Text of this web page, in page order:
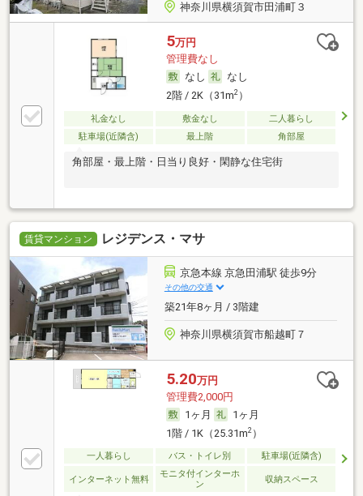
神奈川県横須賀市田浦町３
5万円
管理費なし
なし
なし
2階 / 2K（31m2）
礼金なし 敷金なし
二人暮らし
駐車場(近隣含)
最上階 角部屋
角部屋・最上階・日当り良好・閑静な住宅街
賃貸マンション レジデンス・マサ
京急本線 京急田浦駅 徒歩9分
その他の交通
築21年8ヶ月 / 3階建
神奈川県横須賀市船越町７
5.20万円
管理費2,000円
1ヶ月
1ヶ月
1階 / 1K（25.31m2）
一人暮らし バス・トイレ別 駐車場(近隣含)
インターネット無料
モニタ付インターホ
ン
収納スペース